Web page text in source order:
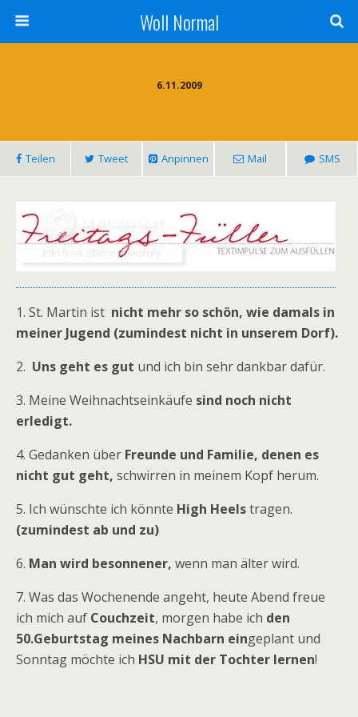
Woll Normal
6.11.2009
Teilen Tweet Anpinnen Mail SMS
1. St. Martin ist nicht mehr so schön, wie damals in
meiner Jugend (zumindest nicht in unserem Dorf).
2. Uns geht es gut und ich bin sehr dankbar dafür.
3. Meine Weihnachtseinkäufe sind noch nicht
erledigt.
4. Gedanken über Freunde und Familie, denen es
nicht gut geht, schwirren in meinem Kopf herum.
5. Ich wünschte ich könnte High Heelstragen.
(zumindest ab und zu)
6. Man wird besonnener, wenn man älter wird.
7. Was das Wochenende angeht, heute Abend freue
ich mich auf Couchzeit, morgen habe ich den
50.Geburtstag meines Nachbarn eingeplant und
Sonntag möchte ich HSU mit der Tochter lernen!